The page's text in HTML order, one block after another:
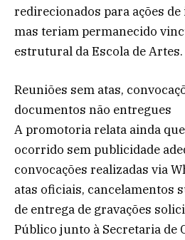
redirecionados para ações
mas teriam permanecido
estrutural da Escola de Artes.
Reuniões sem atas,
documentos não entregues
A promotoria relata ainda
ocorrido sem publicidade
convocações realizadas via
atas oficiais, cancelamentos
de entrega de gravações
Público junto à Secretaria de